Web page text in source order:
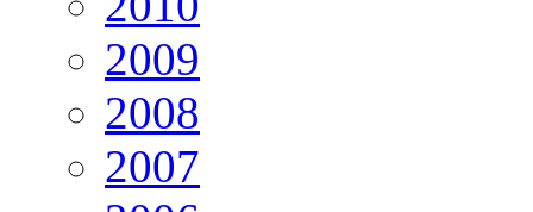
2009
2008
2007